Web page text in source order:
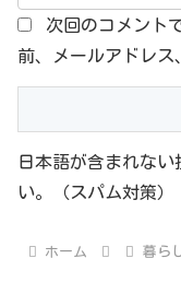
次回のコメント
前、メールアドレス
日本語が含まれな
い。（スパム対策）
ホーム 暮ら